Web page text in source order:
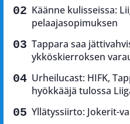
Käänne kulisseissa:
pelaajasopimuksen
Tappara saa
ykköskierroksen
Urheilucast: HIFK,
hyökkääjä tulossa
Yllätyssiirto: Jokerit-